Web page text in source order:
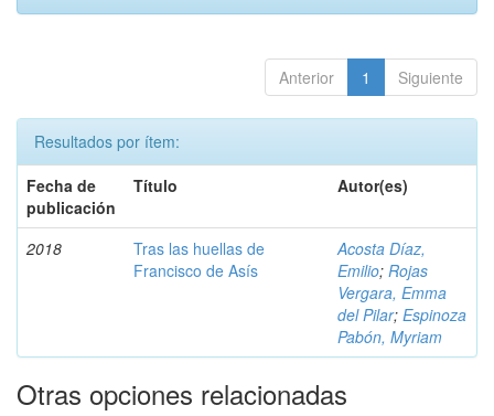
Anterior 1 Siguiente
Resultados por ítem:
Fecha de
publicación
Título Autor(es)
2018
Tras las huellas de
Francisco de Asís
Acosta Díaz,
Emilio; Rojas
Vergara, Emma
del Pilar; Espinoza
Pabón, Myriam
Otras opciones relacionadas